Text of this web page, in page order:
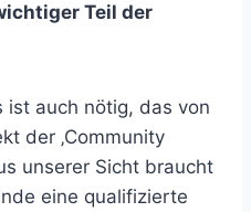
Teil der
ist auch nötig, das von
der ‚Community
unserer Sicht braucht
eine qualifizierte